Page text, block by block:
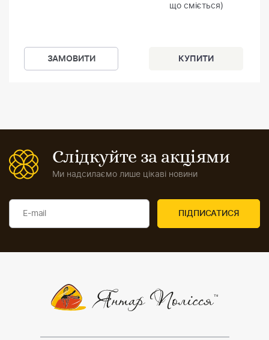
ЗАМОВИТИ
що сміється)
Слідкуйте за акціями
Ми надсилаємо лише цікаві новини